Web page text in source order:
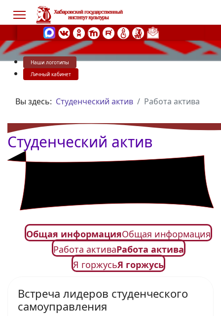
Наши логотипы
Личный кабинет
Вы здесь: Студенческий актив Работа актива
Студенческий актив
Общая информацияОбщая информация
Работа активаРабота актива
Я горжусьЯ горжусь
Встреча лидеров студенческого
самоуправления